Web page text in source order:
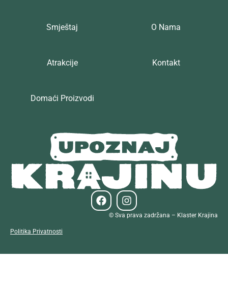
Smještaj
Atrakcije
Domaći Proizvodi
O Nama
Kontakt
© Sva prava zadržana – Klaster Krajina
Politika Privatnosti